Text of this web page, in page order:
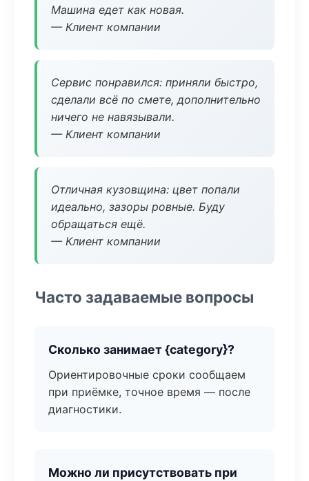
Машина едет как новая.
— Клиент компании
Сервис понравился: приняли быстро,
сделали всё по смете, дополнительно
ничего не навязывали.
— Клиент компании
Отличная кузовщина: цвет попали
идеально, зазоры ровные. Буду
обращаться ещё.
— Клиент компании
Часто задаваемые вопросы
Сколько занимает {category}?
Ориентировочные сроки сообщаем
при приёмке, точное время — после
диагностики.
Можно ли присутствовать при